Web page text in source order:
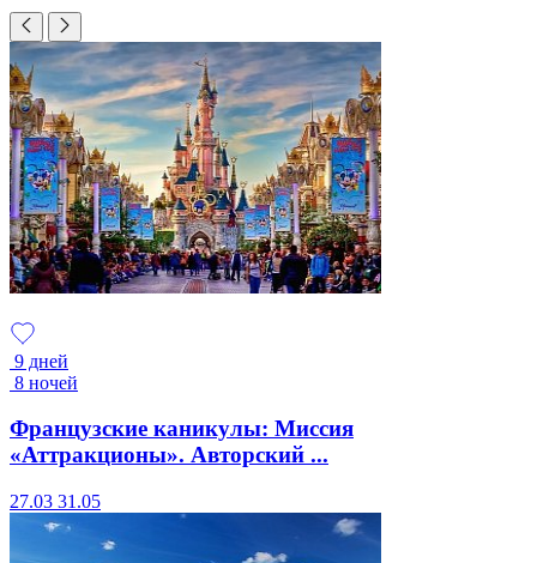
9 дней
8 ночей
Французские каникулы: Миссия
«Аттракционы». Авторский ...
27.03 31.05